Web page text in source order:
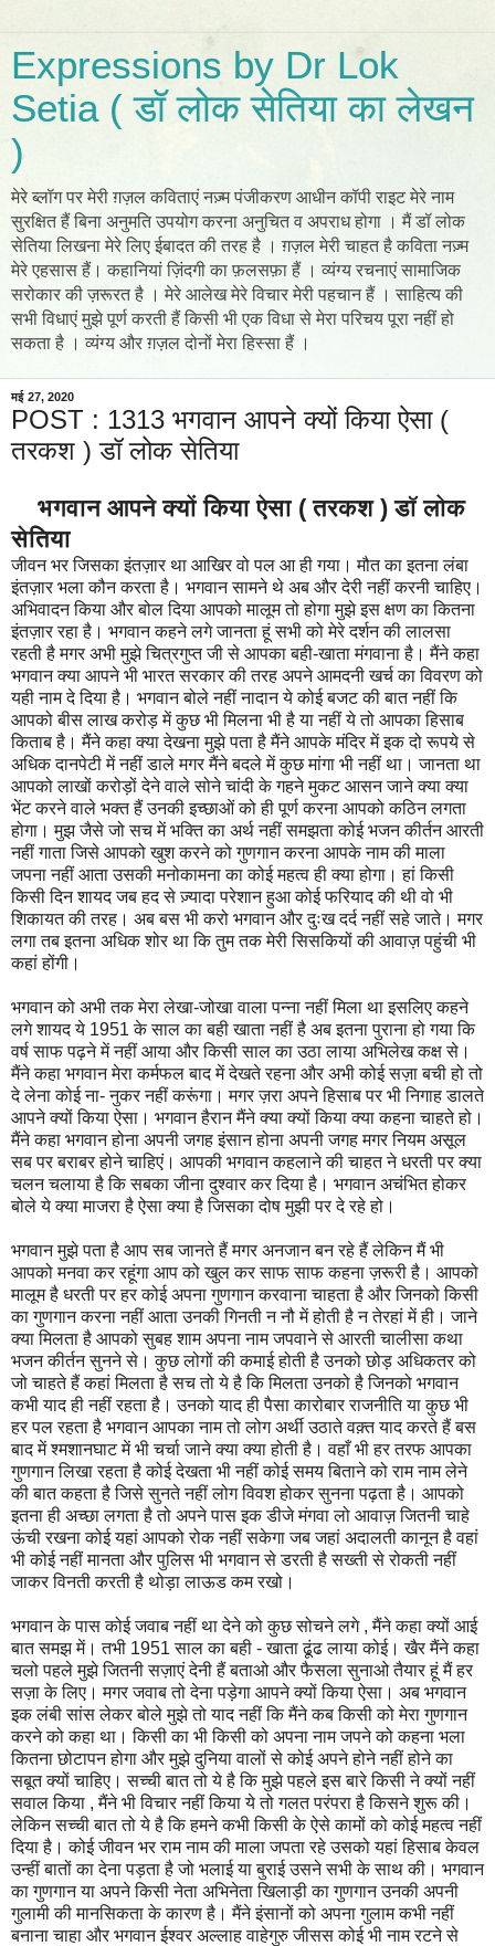
Expressions by Dr Lok
Setia ( डॉ लोक सेतिया का लेखन
)
मेरे ब्लॉग पर मेरी ग़ज़ल कविताएं नज़्म पंजीकरण आधीन कॉपी राइट मेरे नाम
सुरक्षित हैं बिना अनुमति उपयोग करना अनुचित व अपराध होगा । मैं डॉ लोक
सेतिया लिखना मेरे लिए ईबादत की तरह है । ग़ज़ल मेरी चाहत है कविता नज़्म
मेरे एहसास हैं। कहानियां ज़िंदगी का फ़लसफ़ा हैं । व्यंग्य रचनाएं सामाजिक
सरोकार की ज़रूरत है । मेरे आलेख मेरे विचार मेरी पहचान हैं । साहित्य की
सभी विधाएं मुझे पूर्ण करती हैं किसी भी एक विधा से मेरा परिचय पूरा नहीं हो
सकता है । व्यंग्य और ग़ज़ल दोनों मेरा हिस्सा हैं ।
मई 27, 2020
POST : 1313 भगवान आपने क्यों किया ऐसा (
तरकश ) डॉ लोक सेतिया
भगवान आपने क्यों किया ऐसा ( तरकश ) डॉ लोक
सेतिया
जीवन भर जिसका इंतज़ार था आखिर वो पल आ ही गया। मौत का इतना लंबा
इंतज़ार भला कौन करता है। भगवान सामने थे अब और देरी नहीं करनी चाहिए।
अभिवादन किया और बोल दिया आपको मालूम तो होगा मुझे इस क्षण का कितना
इंतज़ार रहा है। भगवान कहने लगे जानता हूं सभी को मेरे दर्शन की लालसा
रहती है मगर अभी मुझे चित्रगुप्त जी से आपका बही-खाता मंगवाना है। मैंने कहा
भगवान क्या आपने भी भारत सरकार की तरह अपने आमदनी खर्च का विवरण को
यही नाम दे दिया है। भगवान बोले नहीं नादान ये कोई बजट की बात नहीं कि
आपको बीस लाख करोड़ में कुछ भी मिलना भी है या नहीं ये तो आपका हिसाब
किताब है। मैंने कहा क्या देखना मुझे पता है मैंने आपके मंदिर में इक दो रूपये से
अधिक दानपेटी में नहीं डाले मगर मैंने बदले में कुछ मांगा भी नहीं था। जानता था
आपको लाखों करोड़ों देने वाले सोने चांदी के गहने मुकट आसन जाने क्या क्या
भेंट करने वाले भक्त हैं उनकी इच्छाओं को ही पूर्ण करना आपको कठिन लगता
होगा। मुझ जैसे जो सच में भक्ति का अर्थ नहीं समझता कोई भजन कीर्तन आरती
नहीं गाता जिसे आपको खुश करने को गुणगान करना आपके नाम की माला
जपना नहीं आता उसकी मनोकामना का कोई महत्व ही क्या होगा। हां किसी
किसी दिन शायद जब हद से ज़्यादा परेशान हुआ कोई फरियाद की थी वो भी
शिकायत की तरह। अब बस भी करो भगवान और दुःख दर्द नहीं सहे जाते। मगर
लगा तब इतना अधिक शोर था कि तुम तक मेरी सिसकियों की आवाज़ पहुंची भी
कहां होंगी।
भगवान को अभी तक मेरा लेखा-जोखा वाला पन्ना नहीं मिला था इसलिए कहने
लगे शायद ये 1951 के साल का बही खाता नहीं है अब इतना पुराना हो गया कि
वर्ष साफ पढ़ने में नहीं आया और किसी साल का उठा लाया अभिलेख कक्ष से।
मैंने कहा भगवान मेरा कर्मफल बाद में देखते रहना और अभी कोई सज़ा बची हो तो
दे लेना कोई ना- नुकर नहीं करूंगा। मगर ज़रा अपने हिसाब पर भी निगाह डालते
आपने क्यों किया ऐसा। भगवान हैरान मैंने क्या क्यों किया क्या कहना चाहते हो।
मैंने कहा भगवान होना अपनी जगह इंसान होना अपनी जगह मगर नियम असूल
सब पर बराबर होने चाहिएं। आपकी भगवान कहलाने की चाहत ने धरती पर क्या
चलन चलाया है कि सबका जीना दुश्वार कर दिया है। भगवान अचंभित होकर
बोले ये क्या माजरा है ऐसा क्या है जिसका दोष मुझी पर दे रहे हो।
भगवान मुझे पता है आप सब जानते हैं मगर अनजान बन रहे हैं लेकिन मैं भी
आपको मनवा कर रहूंगा आप को खुल कर साफ साफ कहना ज़रूरी है। आपको
मालूम है धरती पर हर कोई अपना गुणगान करवाना चाहता है और जिनको किसी
का गुणगान करना नहीं आता उनकी गिनती न नौ में होती है न तेरहां में ही। जाने
क्या मिलता है आपको सुबह शाम अपना नाम जपवाने से आरती चालीसा कथा
भजन कीर्तन सुनने से। कुछ लोगों की कमाई होती है उनको छोड़ अधिकतर को
जो चाहते हैं कहां मिलता है सच तो ये है कि मिलता उनको है जिनको भगवान
कभी याद ही नहीं रहता है। उनको याद ही पैसा कारोबार राजनीति या कुछ भी
हर पल रहता है भगवान आपका नाम तो लोग अर्थी उठाते वक़्त याद करते हैं बस
बाद में श्मशानघाट में भी चर्चा जाने क्या क्या होती है। वहाँ भी हर तरफ आपका
गुणगान लिखा रहता है कोई देखता भी नहीं कोई समय बिताने को राम नाम लेने
की बात कहता है जिसे सुनते नहीं लोग विवश होकर सुनना पढ़ता है। आपको
इतना ही अच्छा लगता है तो अपने पास इक डीजे मंगवा लो आवाज़ जितनी चाहे
ऊंची रखना कोई यहां आपको रोक नहीं सकेगा जब जहां अदालती कानून है वहां
भी कोई नहीं मानता और पुलिस भी भगवान से डरती है सख्ती से रोकती नहीं
जाकर विनती करती है थोड़ा लाऊड कम रखो।
भगवान के पास कोई जवाब नहीं था देने को कुछ सोचने लगे , मैंने कहा क्यों आई
बात समझ में। तभी 1951 साल का बही - खाता ढूंढ लाया कोई। खैर मैंने कहा
चलो पहले मुझे जितनी सज़ाएं देनी हैं बताओ और फैसला सुनाओ तैयार हूं मैं हर
सज़ा के लिए। मगर जवाब तो देना पड़ेगा आपने क्यों किया ऐसा। अब भगवान
इक लंबी सांस लेकर बोले मुझे तो याद नहीं कि मैंने कब किसी को मेरा गुणगान
करने को कहा था। किसी का भी किसी को अपना नाम जपने को कहना भला
कितना छोटापन होगा और मुझे दुनिया वालों से कोई अपने होने नहीं होने का
सबूत क्यों चाहिए। सच्ची बात तो ये है कि मुझे पहले इस बारे किसी ने क्यों नहीं
सवाल किया , मैंने भी विचार नहीं किया ये तो गलत परंपरा है किसने शुरू की।
लेकिन सच्ची बात तो ये है कि हमने कभी किसी के ऐसे कामों को कोई महत्व नहीं
दिया है। कोई जीवन भर राम नाम की माला जपता रहे उसको यहां हिसाब केवल
उन्हीं बातों का देना पड़ता है जो भलाई या बुराई उसने सभी के साथ की। भगवान
का गुणगान या अपने किसी नेता अभिनेता खिलाड़ी का गुणगान उनकी अपनी
गुलामी की मानसिकता के कारण है। मैंने इंसानों को अपना गुलाम कभी नहीं
बनाना चाहा और भगवान ईश्वर अल्लाह वाहेगुरु जीसस कोई भी नाम रटने से